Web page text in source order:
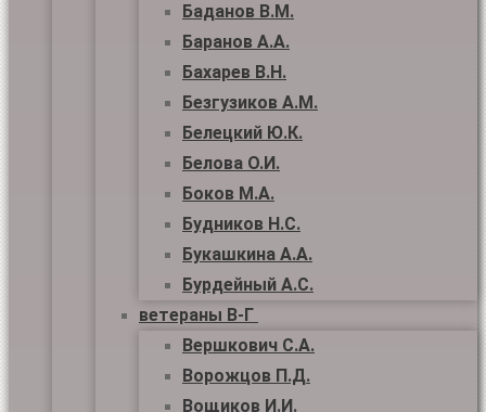
Баданов В.М.
Баранов А.А.
Бахарев В.Н.
Безгузиков А.М.
Белецкий Ю.К.
Белова О.И.
Боков М.А.
Будников Н.С.
Букашкина А.А.
Бурдейный А.С.
ветераны В-Г
Вершкович С.А.
Ворожцов П.Д.
Вощиков И.И.